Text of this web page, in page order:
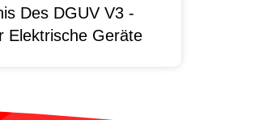
Des DGUV V3 -
Elektrische Geräte